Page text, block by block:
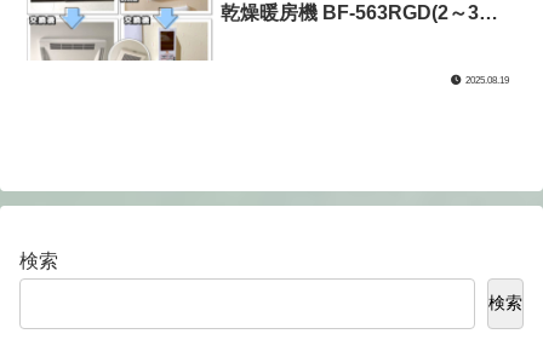
乾燥暖房機 BF-563RGD(2～3室
2025.08.19
検索
検索